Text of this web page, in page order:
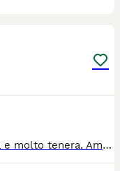
Gattina Bengala di 7 mesi, dolcissima e molto tenera. Ama le coccole. Educata, pulita e rispettosa degli spazi. Ottimo salute vaccinata, sterilizzata Cerco per lei una famiglia amorevole, senza altri animali in casa, che possa dedicarle attenzioni e affetto Il pedigree, microchip su richiesta